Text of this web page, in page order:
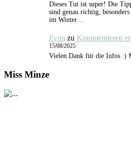
Dieses Tut ist super! Die
sind genau richtig,
im Winter…
Fynn zu Kommentieren
15/08/2025
Vielen Dank für die Infos :)
Miss Minze